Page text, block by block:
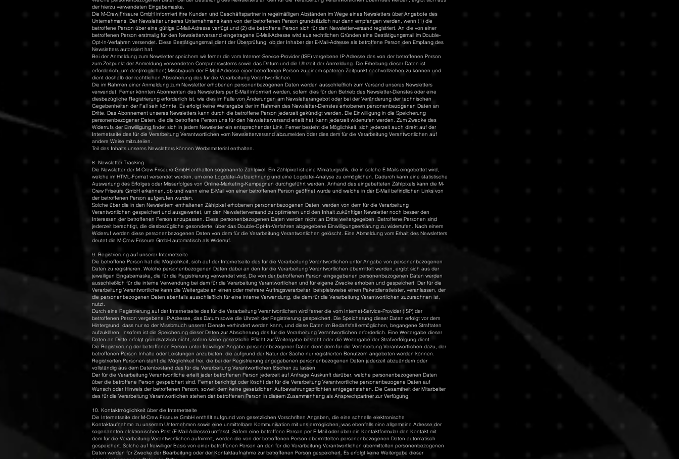
der hierzu verwendeten Eingabemaske.
Die M-Crew Friseure GmbH informiert ihre Kunden und Geschäftspartner in regelmäßigen Abständen im Wege eines Newsletters über Angebote des
Unternehmens. Der Newsletter unseres Unternehmens kann von der betroffenen Person grundsätzlich nur dann empfangen werden, wenn (1) die
betroffene Person über eine gültige E-Mail-Adresse verfügt und (2) die betroffene Person sich für den Newsletterversand registriert. An die von einer
betroffenen Person erstmalig für den Newsletterversand eingetragene E-Mail-Adresse wird aus rechtlichen Gründen eine Bestätigungsmail im Double-
Opt-In-Verfahren versendet. Diese Bestätigungsmail dient der Überprüfung, ob der Inhaber der E-Mail-Adresse als betroffene Person den Empfang des
Newsletters autorisiert hat.
Bei der Anmeldung zum Newsletter speichern wir ferner die vom Internet-Service-Provider (ISP) vergebene IP-Adresse des von der betroffenen Person
zum Zeitpunkt der Anmeldung verwendeten Computersystems sowie das Datum und die Uhrzeit der Anmeldung. Die Erhebung dieser Daten ist
erforderlich, um den(möglichen) Missbrauch der E-Mail-Adresse einer betroffenen Person zu einem späteren Zeitpunkt nachvollziehen zu können und
dient deshalb der rechtlichen Absicherung des für die Verarbeitung Verantwortlichen.
Die im Rahmen einer Anmeldung zum Newsletter erhobenen personenbezogenen Daten werden ausschließlich zum Versand unseres Newsletters
verwendet. Ferner könnten Abonnenten des Newsletters per E-Mail informiert werden, sofern dies für den Betrieb des Newsletter-Dienstes oder eine
diesbezügliche Registrierung erforderlich ist, wie dies im Falle von Änderungen am Newsletterangebot oder bei der Veränderung der technischen
Gegebenheiten der Fall sein könnte. Es erfolgt keine Weitergabe der im Rahmen des Newsletter-Dienstes erhobenen personenbezogenen Daten an
Dritte. Das Abonnement unseres Newsletters kann durch die betroffene Person jederzeit gekündigt werden. Die Einwilligung in die Speicherung
personenbezogener Daten, die die betroffene Person uns für den Newsletterversand erteilt hat, kann jederzeit widerrufen werden. Zum Zwecke des
Widerrufs der Einwilligung findet sich in jedem Newsletter ein entsprechender Link. Ferner besteht die Möglichkeit, sich jederzeit auch direkt auf der
Internetseite des für die Verarbeitung Verantwortlichen vom Newsletterversand abzumelden oder dies dem für die Verarbeitung Verantwortlichen auf
andere Weise mitzuteilen.
Teil des Inhalts unseres Newsletters können Werbematerial enthalten.
8. Newsletter-Tracking
Die Newsletter der M-Crew Friseure GmbH enthalten sogenannte Zählpixel. Ein Zählpixel ist eine Miniaturgrafik, die in solche E-Mails eingebettet wird,
welche im HTML-Format versendet werden, um eine Logdatei-Aufzeichnung und eine Logdatei-Analyse zu ermöglichen. Dadurch kann eine statistische
Auswertung des Erfolges oder Misserfolges von Online-Marketing-Kampagnen durchgeführt werden. Anhand des eingebetteten Zählpixels kann die M-
Crew Friseure GmbH erkennen, ob und wann eine E-Mail von einer betroffenen Person geöffnet wurde und welche in der E-Mail befindlichen Links von
der betroffenen Person aufgerufen wurden.
Solche über die in den Newslettern enthaltenen Zählpixel erhobenen personenbezogenen Daten, werden von dem für die Verarbeitung
Verantwortlichen gespeichert und ausgewertet, um den Newsletterversand zu optimieren und den Inhalt zukünftiger Newsletter noch besser den
Interessen der betroffenen Person anzupassen. Diese personenbezogenen Daten werden nicht an Dritte weitergegeben. Betroffene Personen sind
jederzeit berechtigt, die diesbezügliche gesonderte, über das Double-Opt-In-Verfahren abgegebene Einwilligungserklärung zu widerrufen. Nach einem
Widerruf werden diese personenbezogenen Daten von dem für die Verarbeitung Verantwortlichen gelöscht. Eine Abmeldung vom Erhalt des Newsletters
deutet die M-Crew Friseure GmbH automatisch als Widerruf.
9. Registrierung auf unserer Internetseite
Die betroffene Person hat die Möglichkeit, sich auf der Internetseite des für die Verarbeitung Verantwortlichen unter Angabe von personenbezogenen
Daten zu registrieren. Welche personenbezogenen Daten dabei an den für die Verarbeitung Verantwortlichen übermittelt werden, ergibt sich aus der
jeweiligen Eingabemaske, die für die Registrierung verwendet wird. Die von der betroffenen Person eingegebenen personenbezogenen Daten werden
ausschließlich für die interne Verwendung bei dem für die Verarbeitung Verantwortlichen und für eigene Zwecke erhoben und gespeichert. Der für die
Verarbeitung Verantwortliche kann die Weitergabe an einen oder mehrere Auftragsverarbeiter, beispielsweise einen Paketdienstleister, veranlassen, der
die personenbezogenen Daten ebenfalls ausschließlich für eine interne Verwendung, die dem für die Verarbeitung Verantwortlichen zuzurechnen ist,
nutzt.
Durch eine Registrierung auf der Internetseite des für die Verarbeitung Verantwortlichen wird ferner die vom Internet-Service-Provider (ISP) der
betroffenen Person vergebene IP-Adresse, das Datum sowie die Uhrzeit der Registrierung gespeichert. Die Speicherung dieser Daten erfolgt vor dem
Hintergrund, dass nur so der Missbrauch unserer Dienste verhindert werden kann, und diese Daten im Bedarfsfall ermöglichen, begangene Straftaten
aufzuklären. Insofern ist die Speicherung dieser Daten zur Absicherung des für die Verarbeitung Verantwortlichen erforderlich. Eine Weitergabe dieser
Daten an Dritte erfolgt grundsätzlich nicht, sofern keine gesetzliche Pflicht zur Weitergabe besteht oder die Weitergabe der Strafverfolgung dient.
Die Registrierung der betroffenen Person unter freiwilliger Angabe personenbezogener Daten dient dem für die Verarbeitung Verantwortlichen dazu, der
betroffenen Person Inhalte oder Leistungen anzubieten, die aufgrund der Natur der Sache nur registrierten Benutzern angeboten werden können.
Registrierten Personen steht die Möglichkeit frei, die bei der Registrierung angegebenen personenbezogenen Daten jederzeit abzuändern oder
vollständig aus dem Datenbestand des für die Verarbeitung Verantwortlichen löschen zu lassen.
Der für die Verarbeitung Verantwortliche erteilt jeder betroffenen Person jederzeit auf Anfrage Auskunft darüber, welche personenbezogenen Daten
über die betroffene Person gespeichert sind. Ferner berichtigt oder löscht der für die Verarbeitung Verantwortliche personenbezogene Daten auf
Wunsch oder Hinweis der betroffenen Person, soweit dem keine gesetzlichen Aufbewahrungspflichten entgegenstehen. Die Gesamtheit der Mitarbeiter
des für die Verarbeitung Verantwortlichen stehen der betroffenen Person in diesem Zusammenhang als Ansprechpartner zur Verfügung.
10. Kontaktmöglichkeit über die Internetseite
Die Internetseite der M-Crew Friseure GmbH enthält aufgrund von gesetzlichen Vorschriften Angaben, die eine schnelle elektronische
Kontaktaufnahme zu unserem Unternehmen sowie eine unmittelbare Kommunikation mit uns ermöglichen, was ebenfalls eine allgemeine Adresse der
sogenannten elektronischen Post (E-Mail-Adresse) umfasst. Sofern eine betroffene Person per E-Mail oder über ein Kontaktformular den Kontakt mit
dem für die Verarbeitung Verantwortlichen aufnimmt, werden die von der betroffenen Person übermittelten personenbezogenen Daten automatisch
gespeichert. Solche auf freiwilliger Basis von einer betroffenen Person an den für die Verarbeitung Verantwortlichen übermittelten personenbezogenen
Daten werden für Zwecke der Bearbeitung oder der Kontaktaufnahme zur betroffenen Person gespeichert. Es erfolgt keine Weitergabe dieser